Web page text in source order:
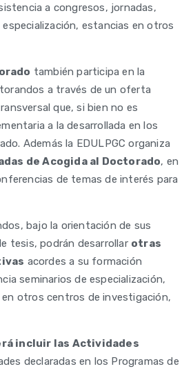
a congresos, jornadas,
estancias en otros
también participa en la
a través de un oferta
que, si bien no es
a la desarrollada en los
Además la EDULPGC organiza
de Acogida al Doctorado, en
de temas de interés para
bajo la orientación de sus
tesis, podrán desarrollar otras
acordes a su formación
seminarios de especialización,
otros centros de investigación,
incluir las Actividades
declaradas en los Programas de